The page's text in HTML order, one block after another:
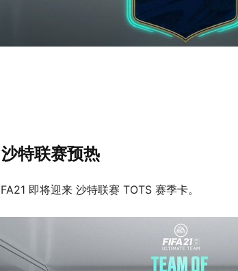
特联赛预热
即将迎来 沙特联赛 TOTS 赛季卡。